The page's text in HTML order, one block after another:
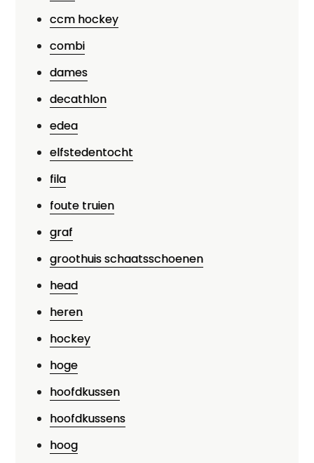
ccm hockey
combi
dames
decathlon
edea
elfstedentocht
fila
foute truien
graf
groothuis schaatsschoenen
head
heren
hockey
hoge
hoofdkussen
hoofdkussens
hoog